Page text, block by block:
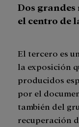
Dos grandes
el centro de
El tercero es
la exposición
producidos
por el
también del
recuperación